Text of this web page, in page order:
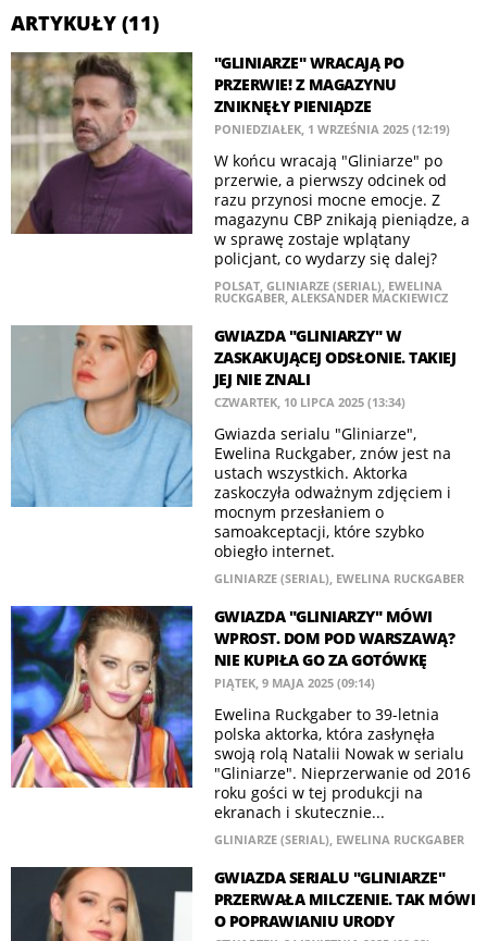
ARTYKUŁY (11)
"GLINIARZE" WRACAJĄ PO
PRZERWIE! Z MAGAZYNU
ZNIKNĘŁY PIENIĄDZE
PONIEDZIAŁEK, 1 WRZEŚNIA 2025 (12:19)
W końcu wracają "Gliniarze" po
przerwie, a pierwszy odcinek od
razu przynosi mocne emocje. Z
magazynu CBP znikają pieniądze, a
w sprawę zostaje wplątany
policjant, co wydarzy się dalej?
POLSAT, GLINIARZE (SERIAL), EWELINA
RUCKGABER, ALEKSANDER MACKIEWICZ
GWIAZDA "GLINIARZY" W
ZASKAKUJĄCEJ ODSŁONIE. TAKIEJ
JEJ NIE ZNALI
CZWARTEK, 10 LIPCA 2025 (13:34)
Gwiazda serialu "Gliniarze",
Ewelina Ruckgaber, znów jest na
ustach wszystkich. Aktorka
zaskoczyła odważnym zdjęciem i
mocnym przesłaniem o
samoakceptacji, które szybko
obiegło internet.
GLINIARZE (SERIAL), EWELINA RUCKGABER
GWIAZDA "GLINIARZY" MÓWI
WPROST. DOM POD WARSZAWĄ?
NIE KUPIŁA GO ZA GOTÓWKĘ
PIĄTEK, 9 MAJA 2025 (09:14)
Ewelina Ruckgaber to 39-letnia
polska aktorka, która zasłynęła
swoją rolą Natalii Nowak w serialu
"Gliniarze". Nieprzerwanie od 2016
roku gości w tej produkcji na
ekranach i skutecznie...
GLINIARZE (SERIAL), EWELINA RUCKGABER
GWIAZDA SERIALU "GLINIARZE"
PRZERWAŁA MILCZENIE. TAK MÓWI
O POPRAWIANIU URODY